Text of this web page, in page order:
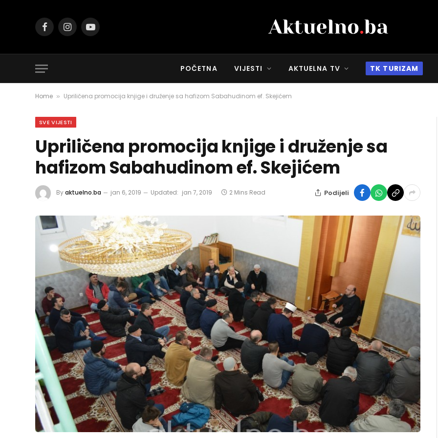
FacebookInstagramYouTube
POČETNA VIJESTI AKTUELNA TV TK TURIZAM
Home » Upriličena promocija knjige i druženje sa hafizom Sabahudinom ef. Skejićem
SVE VIJESTI
Upriličena promocija knjige i druženje sa
hafizom Sabahudinom ef. Skejićem
Byaktuelno.ba jan 6, 2019 Updated: jan 7, 2019 2 Mins Read Podijeli